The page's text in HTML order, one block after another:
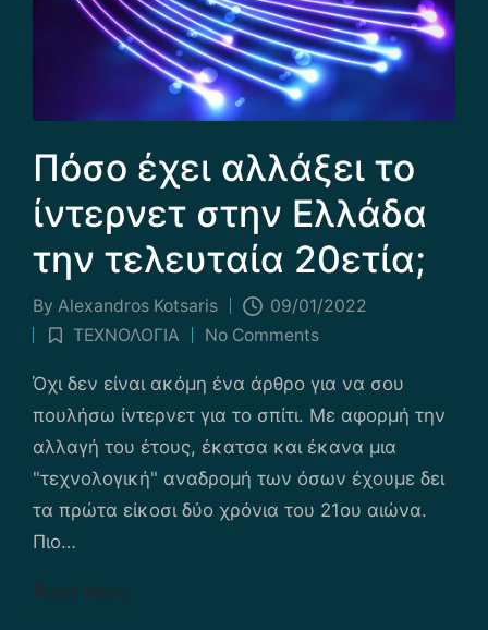
Πόσο έχει αλλάξει το
ίντερνετ στην Ελλάδα
την τελευταία 20ετία;
Posted
by
By Alexandros Kotsaris 09/01/2022
Posted
in
ΤΕΧΝΟΛΟΓΙΑ No Comments
Όχι δεν είναι ακόμη ένα άρθρο για να σου
πουλήσω ίντερνετ για το σπίτι. Με αφορμή την
αλλαγή του έτους, έκατσα και έκανα μια
"τεχνολογική" αναδρομή των όσων έχουμε δει
τα πρώτα είκοσι δύο χρόνια του 21ου αιώνα.
Πιο…
Read More